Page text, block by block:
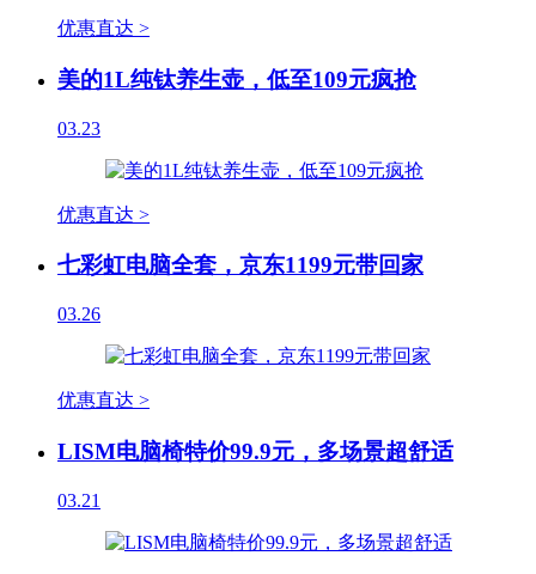
优惠直达 >
美的1L纯钛养生壶，低至109元疯抢
03.23
优惠直达 >
七彩虹电脑全套，京东1199元带回家
03.26
优惠直达 >
LISM电脑椅特价99.9元，多场景超舒适
03.21